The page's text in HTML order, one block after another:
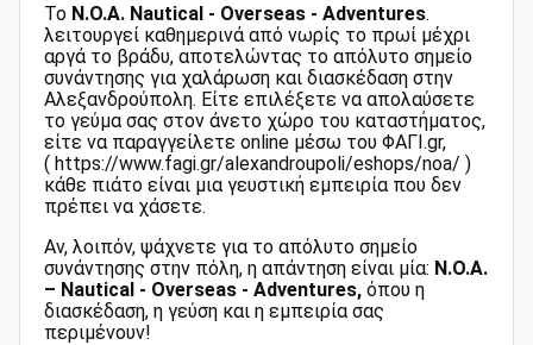
Το N.O.A. Nautical - Overseas - Adventures.
λειτουργεί καθημερινά από νωρίς το πρωί μέχρι
αργά το βράδυ, αποτελώντας το απόλυτο σημείο
συνάντησης για χαλάρωση και διασκέδαση στην
Αλεξανδρούπολη. Είτε επιλέξετε να απολαύσετε
το γεύμα σας στον άνετο χώρο του καταστήματος,
είτε να παραγγείλετε online μέσω του ΦΑΓΙ.gr,
( https://www.fagi.gr/alexandroupoli/eshops/noa/ )
κάθε πιάτο είναι μια γευστική εμπειρία που δεν
πρέπει να χάσετε.
Αν, λοιπόν, ψάχνετε για το απόλυτο σημείο
συνάντησης στην πόλη, η απάντηση είναι μία: N.O.A.
– Nautical - Overseas - Adventures, όπου η
διασκέδαση, η γεύση και η εμπειρία σας
περιμένουν!